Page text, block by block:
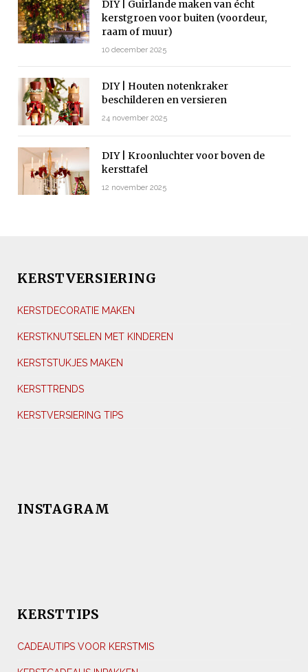
DIY | Guirlande maken van écht
kerstgroen voor buiten (voordeur,
raam of muur)
10 december 2025
DIY | Houten notenkraker
beschilderen en versieren
24 november 2025
DIY | Kroonluchter voor boven de
kersttafel
12 november 2025
KERSTVERSIERING
KERSTDECORATIE MAKEN
KERSTKNUTSELEN MET KINDEREN
KERSTSTUKJES MAKEN
KERSTTRENDS
KERSTVERSIERING TIPS
INSTAGRAM
KERSTTIPS
CADEAUTIPS VOOR KERSTMIS